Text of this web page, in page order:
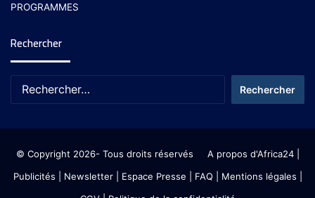
PROGRAMMES
Rechercher
© Copyright 2026- Tous droits réservés A propos d'Africa24|
Publicités
Newsletter| Espace Presse | FAQ | Mentions légales